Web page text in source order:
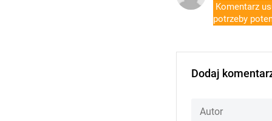
Komentarz
potrzeby
Dodaj